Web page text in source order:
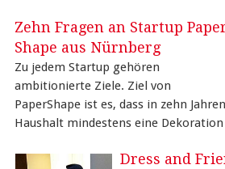
Zehn Fragen an Startup
Shape aus Nürnberg
Zu jedem Startup gehören
ambitionierte Ziele. Ziel von
PaperShape ist es, dass in zehn
Haushalt mindestens eine
Dress and